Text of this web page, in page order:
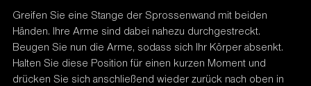
Greifen Sie eine Stange der Sprossenwand mit beiden
Händen. Ihre Arme sind dabei nahezu durchgestreckt.
Beugen Sie nun die Arme, sodass sich Ihr Körper absenkt.
Halten Sie diese Position für einen kurzen Moment und
drücken Sie sich anschließend wieder zurück nach oben in